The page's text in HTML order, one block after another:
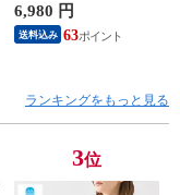
ガードル 骨盤矯正
骨盤補正 補正下着
シームレス レディー
6,980 円
送料込み 63
ランキングをもっと見る
3位